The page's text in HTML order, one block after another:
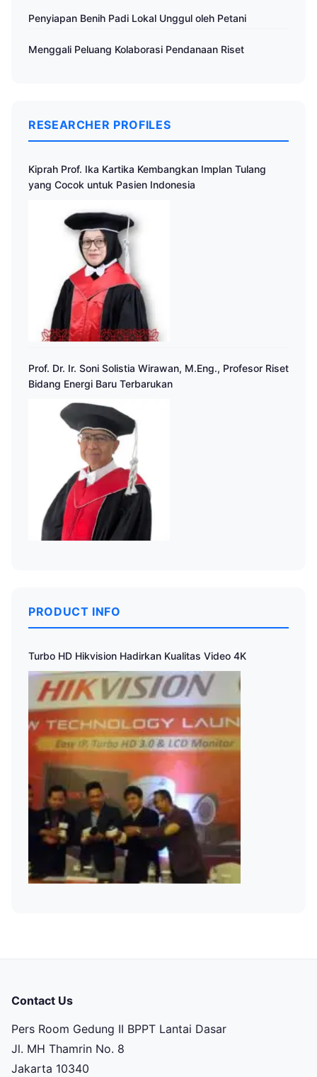
Penyiapan Benih Padi Lokal Unggul oleh Petani
Menggali Peluang Kolaborasi Pendanaan Riset
RESEARCHER PROFILES
Kiprah Prof. Ika Kartika Kembangkan Implan Tulang
yang Cocok untuk Pasien Indonesia
Prof. Dr. Ir. Soni Solistia Wirawan, M.Eng., Profesor Riset
Bidang Energi Baru Terbarukan
PRODUCT INFO
Turbo HD Hikvision Hadirkan Kualitas Video 4K
Contact Us
Pers Room Gedung II BPPT Lantai Dasar
Jl. MH Thamrin No. 8
Jakarta 10340